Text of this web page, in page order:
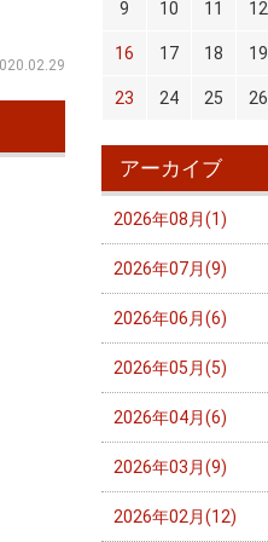
9 10 11 12
16 17 18 19
23 24 25 26
アーカイブ
2026年08月(1)
2026年07月(9)
2026年06月(6)
2026年05月(5)
2026年04月(6)
2026年03月(9)
2026年02月(12)